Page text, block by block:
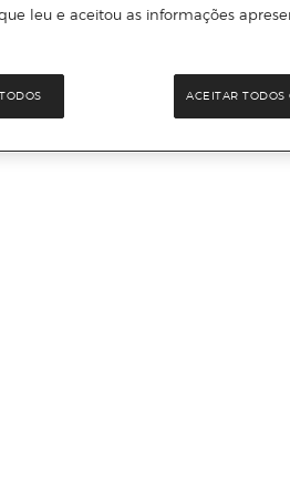
leu e aceitou as informações
ACEITAR TODOS